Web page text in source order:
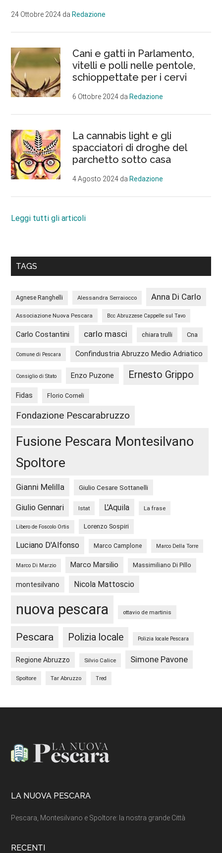
24 Ottobre 2024 daRedazione
Cani e gatti in Parlamento,
vitelli e polli nelle pentole,
schioppettate per i cervi
6 Ottobre 2024 daRedazione
La cannabis light e gli
spacciatori di droghe del
parchetto sotto casa
4 Agosto 2024 daRedazione
Leggi tutti gli articoli
TAGS
Agnese Ranghelli Alessandra Serraiocco Anna Di Carlo
Associazione Nuova Pescara Bcc Abruzzese Cappelle sul Tavo
Carlo Costantini carlo masci chiara trulli Cna
Comune di Pescara Confindustria Abruzzo Medio Adriatico
Consiglio di Stato Enzo Puzone Ernesto Grippo
Fidas Florio Corneli
Fondazione Pescarabruzzo
Fusione Pescara Montesilvano
Spoltore
Gianni Melilla Giulio Cesare Sottanelli
Giulio Gennari Istat L'Aquila La frase
Libero de Foscolo Ortis Lorenzo Sospiri
Luciano D'Alfonso Marco Camplone Marco Della Torre
Marco Di Marzio Marco Marsilio Massimiliano Di Pillo
montesilvano Nicola Mattoscio
nuova pescara ottavio de martinis
Pescara Polizia locale Polizia locale Pescara
Regione Abruzzo Silvio Calice Simone Pavone
Spoltore Tar Abruzzo Tred
Footer
LA NUOVA PESCARA
Pescara, Montesilvano e Spoltore: la nostra grande Città
RECENTI